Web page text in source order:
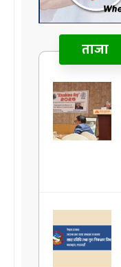
ताजा